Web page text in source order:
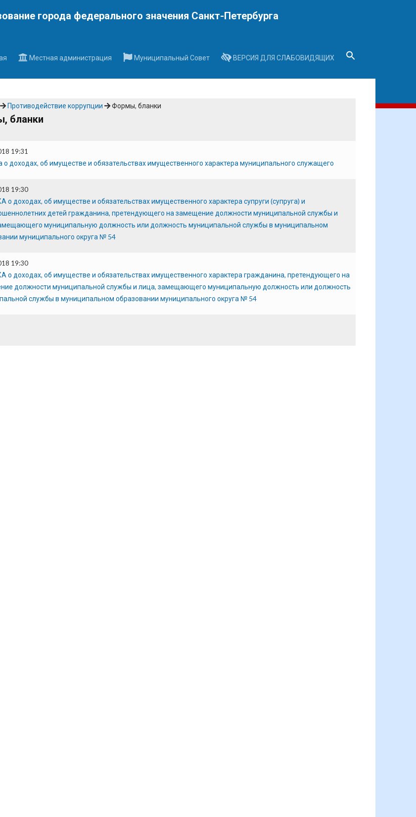
города федерального значения Санкт-Петербурга
Местная администрация Муниципальный Совет ВЕРСИЯ ДЛЯ СЛАБОВИДЯЩИХ
Противодействие коррупции Формы, бланки
бланки
19:31
о доходах, об имуществе и обязательствах имущественного характера муниципального служащего
19:30
о доходах, об имуществе и обязательствах имущественного характера супруги (супруга) и
детей гражданина, претендующего на замещение должности муниципальной службы и
муниципальную должность или должность муниципальной службы в муниципальном
муниципального округа № 54
19:30
о доходах, об имуществе и обязательствах имущественного характера гражданина, претендующего на
должности муниципальной службы и лица, замещающего муниципальную должность или должность
службы в муниципальном образовании муниципального округа № 54